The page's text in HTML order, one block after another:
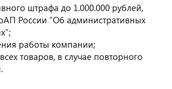
штрафа до 1.000.000 рублей,
России “Об административных
работы компании;
товаров, в случае повторного